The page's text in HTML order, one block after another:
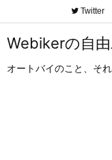
Webikerの自
オートバイのこと、そ
Twitter